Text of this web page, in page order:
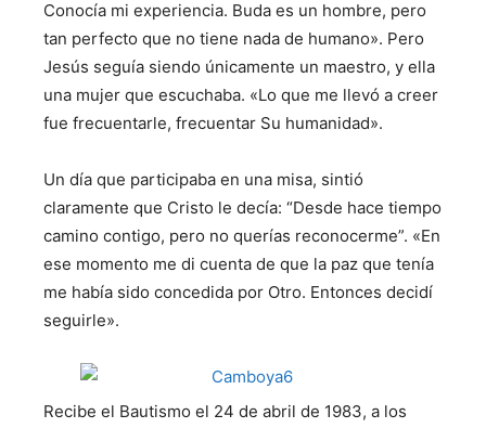
Conocía mi experiencia. Buda es un hombre, pero
tan perfecto que no tiene nada de humano». Pero
Jesús seguía siendo únicamente un maestro, y ella
una mujer que escuchaba. «Lo que me llevó a creer
fue frecuentarle, frecuentar Su humanidad».
Un día que participaba en una misa, sintió
claramente que Cristo le decía: “Desde hace tiempo
camino contigo, pero no querías reconocerme”. «En
ese momento me di cuenta de que la paz que tenía
me había sido concedida por Otro. Entonces decidí
seguirle».
Recibe el Bautismo el 24 de abril de 1983, a los